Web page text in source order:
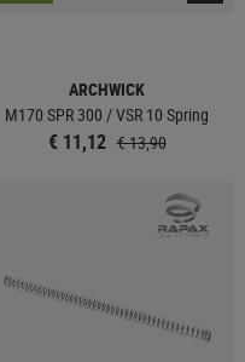
ARCHWICK
M170 SPR 300 / VSR 10 Spring
€ 11,12 € 13,90